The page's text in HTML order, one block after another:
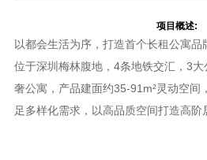
项目概述:
以都会生活为序，打造首个长租公寓
位于深圳梅林腹地，4条地铁交汇，3
奢公寓，产品建面约35-91m²灵动空间
足多样化需求，以高品质空间打造高阶